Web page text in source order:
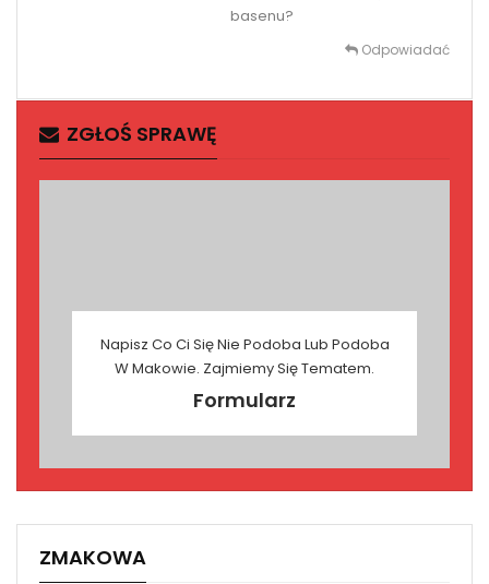
basenu?
Odpowiadać
ZGŁOŚ SPRAWĘ
Napisz Co Ci Się Nie Podoba Lub Podoba
W Makowie. Zajmiemy Się Tematem.
Formularz
ZMAKOWA